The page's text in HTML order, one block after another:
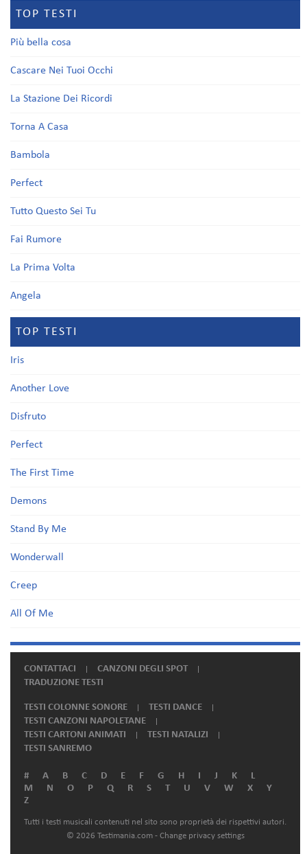
TOP TESTI
Più bella cosa
Cascare Nei Tuoi Occhi
La Stazione Dei Ricordi
Torna A Casa
Bambola
Perfect
Tutto Questo Sei Tu
Fai Rumore
La Prima Volta
Angela
TOP TESTI
Iris
Another Love
Disfruto
Perfect
The First Time
Demons
Stand By Me
Wonderwall
Creep
All Of Me
CONTATTACI
CANZONI DEGLI SPOT
TRADUZIONE TESTI
TESTI COLONNE SONORE
TESTI DANCE
TESTI CANZONI NAPOLETANE
TESTI CARTONI ANIMATI
TESTI NATALIZI
TESTI SANREMO
# A B C D E F G H I J K
L
M
N O P Q R S T U V W X
Y
Z
Tutti i testi musicali contenuti nel sito sono proprietà dei rispettivi autori.
© 2026 Testimania.com - Change privacy settings